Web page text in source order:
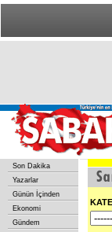
Son Dakika
Yazarlar
Günün İçinden
Ekonomi
Gündem